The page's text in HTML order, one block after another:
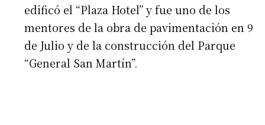
Suscribirme gratis
Dirección de correo electrónico*
edificó el “Plaza Hotel” y fue uno de los
mentores de la obra de pavimentación en 9
de Julio y de la construcción del Parque
“General San Martín”.